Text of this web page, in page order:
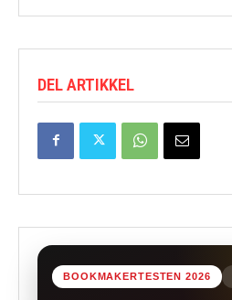
DEL ARTIKKEL
BOOKMAKERTESTEN 2026